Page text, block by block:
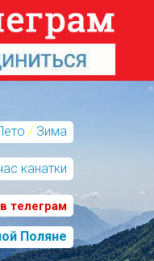
/ Зима
канатки
телеграм
Поляне